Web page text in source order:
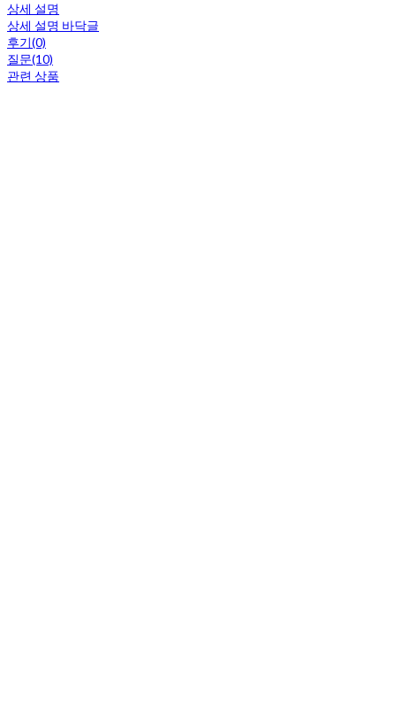
상세 설명
상세 설명 바닥글
후기(0)
질문(10)
관련 상품